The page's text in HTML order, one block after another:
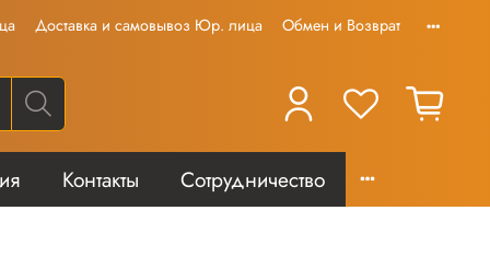
Доставка и самовывоз Юр. лица Обмен и Возврат
Контакты Сотрудничество